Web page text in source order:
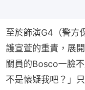
至於飾演G4（警方
護宣萱的重責，展
關員的Bosco一臉
不是懷疑我吧？」